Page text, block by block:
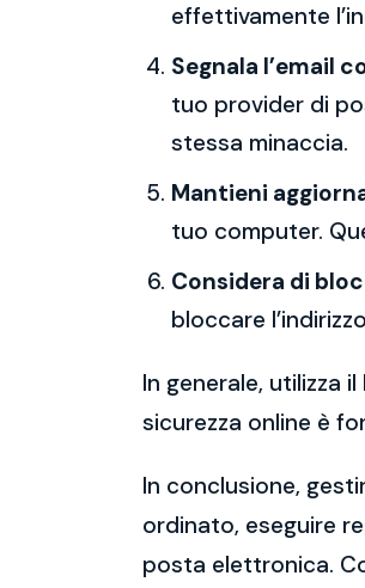
effettivamente
Segnala l’email
tuo provider di
stessa minaccia.
Mantieni
tuo computer.
Considera di
bloccare
In generale, utilizza
sicurezza online è
In conclusione,
ordinato, eseguire
posta elettronica.